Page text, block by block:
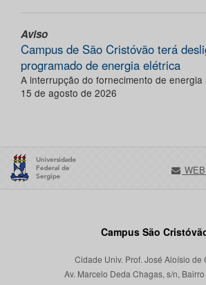
Aviso
Campus de São Cristóvão terá
programado de energia elétrica
A interrupção do fornecimento de
15 de agosto de 2026
Campus São
Cidade Univ. Prof. José Aloísio de
Av. Marcelo Deda Chagas, s/n,